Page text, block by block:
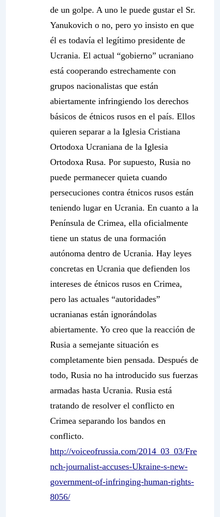
de un golpe. A uno le puede gustar el Sr.
Yanukovich o no, pero yo insisto en que
él es todavía el legítimo presidente de
Ucrania. El actual “gobierno” ucraniano
está cooperando estrechamente con
grupos nacionalistas que están
abiertamente infringiendo los derechos
básicos de étnicos rusos en el país. Ellos
quieren separar a la Iglesia Cristiana
Ortodoxa Ucraniana de la Iglesia
Ortodoxa Rusa. Por supuesto, Rusia no
puede permanecer quieta cuando
persecuciones contra étnicos rusos están
teniendo lugar en Ucrania. En cuanto a la
Península de Crimea, ella oficialmente
tiene un status de una formación
autónoma dentro de Ucrania. Hay leyes
concretas en Ucrania que defienden los
intereses de étnicos rusos en Crimea,
pero las actuales “autoridades”
ucranianas están ignorándolas
abiertamente. Yo creo que la reacción de
Rusia a semejante situación es
completamente bien pensada. Después de
todo, Rusia no ha introducido sus fuerzas
armadas hasta Ucrania. Rusia está
tratando de resolver el conflicto en
Crimea separando los bandos en
conflicto.
http://voiceofrussia.com/2014_03_03/Fre
nch-journalist-accuses-Ukraine-s-new-
government-of-infringing-human-rights-
8056/